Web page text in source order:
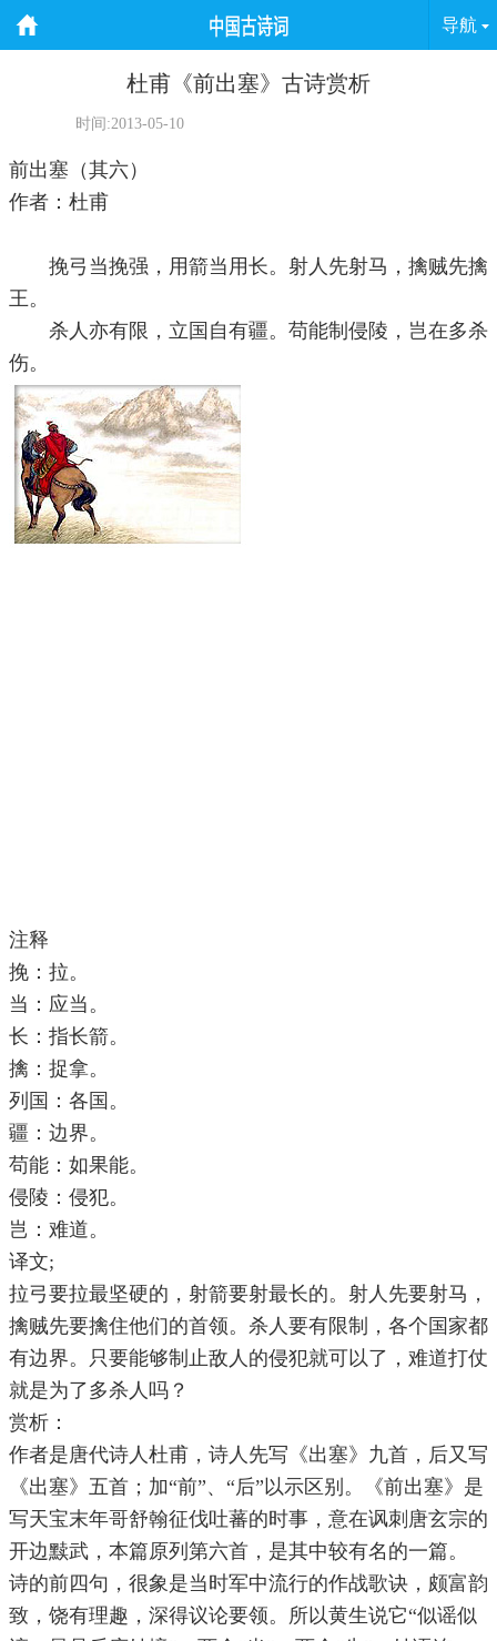
导航
杜甫《前出塞》古诗赏析
时间:2013-05-10
前出塞（其六）
作者：杜甫
挽弓当挽强，用箭当用长。射人先射马，擒贼先擒
王。
杀人亦有限，立国自有疆。苟能制侵陵，岂在多杀
伤。
注释
挽：拉。
当：应当。
长：指长箭。
擒：捉拿。
列国：各国。
疆：边界。
苟能：如果能。
侵陵：侵犯。
岂：难道。
译文;
拉弓要拉最坚硬的，射箭要射最长的。射人先要射马，
擒贼先要擒住他们的首领。杀人要有限制，各个国家都
有边界。只要能够制止敌人的侵犯就可以了，难道打仗
就是为了多杀人吗？
赏析：
作者是唐代诗人杜甫，诗人先写《出塞》九首，后又写
《出塞》五首；加“前”、“后”以示区别。《前出塞》是
写天宝末年哥舒翰征伐吐蕃的时事，意在讽刺唐玄宗的
开边黩武，本篇原列第六首，是其中较有名的一篇。
诗的前四句，很象是当时军中流行的作战歌诀，颇富韵
致，饶有理趣，深得议论要领。所以黄生说它“似谣似